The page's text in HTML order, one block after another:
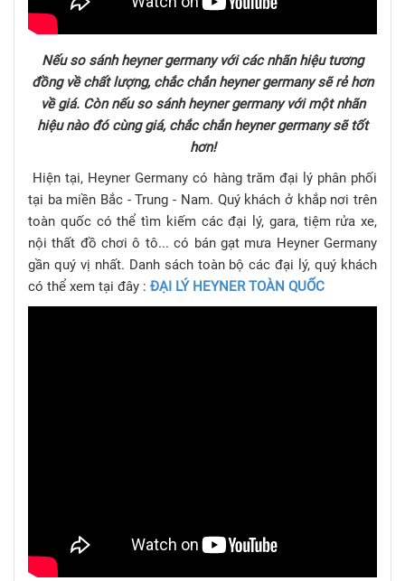
Nếu so sánh heyner germany với các nhãn hiệu tương
đồng về chất lượng, chắc chắn heyner germany sẽ rẻ hơn
về giá. Còn nếu so sánh heyner germany với một nhãn
hiệu nào đó cùng giá, chắc chắn heyner germany sẽ tốt
hơn!
Hiện tại, Heyner Germany có hàng trăm đại lý phân phối
tại ba miền Bắc - Trung - Nam. Quý khách ở khắp nơi trên
toàn quốc có thể tìm kiếm các đại lý, gara, tiệm rửa xe,
nội thất đồ chơi ô tô... có bán gạt mưa Heyner Germany
gần quý vị nhất. Danh sách toàn bộ các đại lý, quý khách
có thể xem tại đây : ĐẠI LÝ HEYNER TOÀN QUỐC